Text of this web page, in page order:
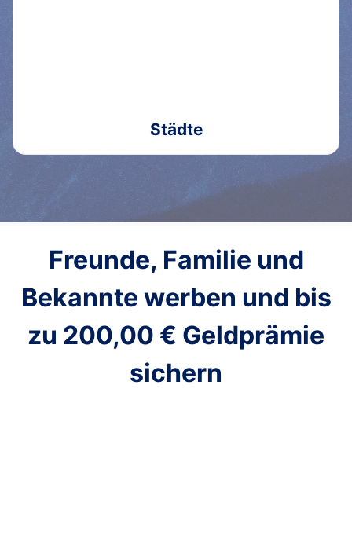
Städte
Freunde, Familie und
Bekannte werben und bis
zu 200,00 € Geldprämie
sichern